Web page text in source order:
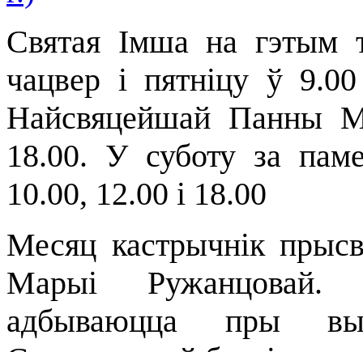
Святая Імша на гэтым
чацвер і пятніцу ў
Найсвяцейшай Панны
18.00. У суботу за
10.00, 12.00 і 18.00
Месяц кастрычнік
Марыі Ружанцовай.
адбываюцца пры